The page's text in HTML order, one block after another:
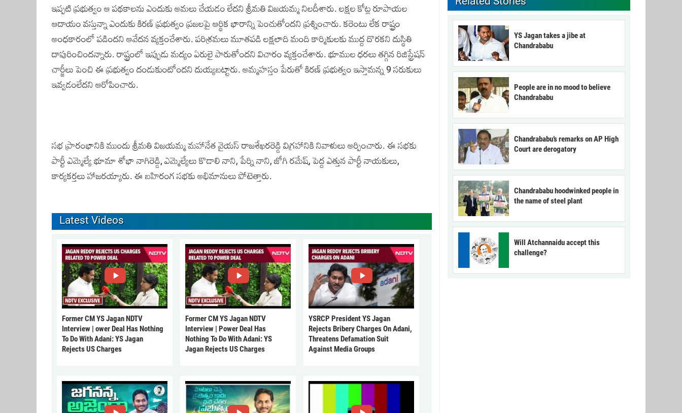
ఇప్పటి ప్రభుత్వం ఆ పథకాలను ఎందుకు అమలు చేయడం లేదని శ్రీమతి విజయమ్మ నిలదీశారు. లక్షల కోట్ల రూపాయల
ఆదాయం వస్తున్నా ఎందుకు కిరణ్‌ ప్రభుత్వం ప్రజలపై ఆర్థిక భారాన్ని పెంచుతోందని ప్రశ్నించారు. కరెంటు లేక రాష్ట్రం
అంధకారంలో పడిందని ఆవేదన వ్యక్తంచేశారు. పరిశ్రమలు మూతపడి లక్షలాది మంది కార్మికులకు ముద్ద దొరకని దుస్థితి
దాపురించిందన్నారు. రాష్ట్రంలో ఇప్పుడు మద్యం ఏరులై పారుతోందని విచారం వ్యక్తంచేశారు. భూముల ధరలు తగ్గిన రిజిస్ట్రేషన్‌
చార్జీలు పెంచి ఈ ప్రభుత్వం దండుకుంటోందని దుయ్యబట్టారు. అమ్మహస్తం పేరుతో కిరణ్‌ ప్రభుత్వం ఇస్తామన్న 9 సరుకులు
ఇవ్వడంలేదని ఆరోపించారు.
సభ ప్రారంభానికి ముందు శ్రీమతి విజయమ్మ మహానేత వైయస్‌ రాజశేఖరరెడ్డి విగ్రహానికి నివాళులు అర్పించారు. ఈ సభకు
పార్టీ ఎమ్మెల్యే భూమా శోభా నాగిరెడ్డి, ఎమ్మెల్యేలు కొడాలి నాని, పేర్ని నాని, జోగి రమేష్‌, పెద్ద ఎత్తున పార్టీ నాయకులు,
కార్యకర్తలు హాజరయ్యారు. ఈ బహిరంగ సభకు అభిమానులు పోటెత్తారు.
Latest Videos
Former CM YS Jagan NDTV
Interview | ower Deal Has Nothing
To Do With Adani: YS Jagan
Rejects US Charges
Former CM YS Jagan NDTV
Interview | Power Deal Has
Nothing To Do With Adani: YS
Jagan Rejects US Charges
YSRCP President YS Jagan
Rejects Bribery Charges On Adani,
Threatens Defamation Suit
Against Media Groups
YS Jagan takes a jibe at
Chandrababu
People are in no mood to believe
Chandrababu
Chandrababu’s remarks on AP High
Court are derogatory
Chandrababu hoodwinked people in
the name of steel plant
Will Atchannaidu accept this
challenge?